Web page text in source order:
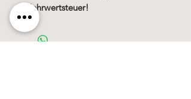
Mehrwertsteuer!